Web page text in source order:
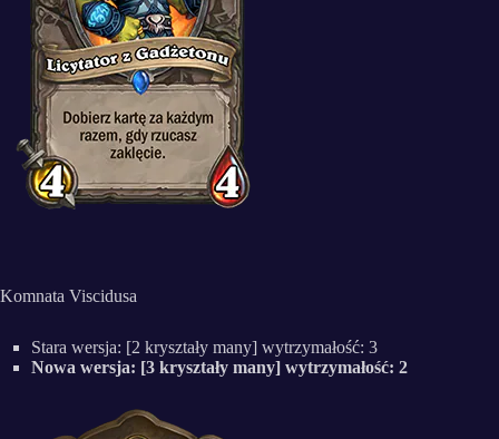
Komnata Viscidusa
Stara wersja: [2 kryształy many] wytrzymałość: 3
Nowa wersja: [3 kryształy many] wytrzymałość: 2